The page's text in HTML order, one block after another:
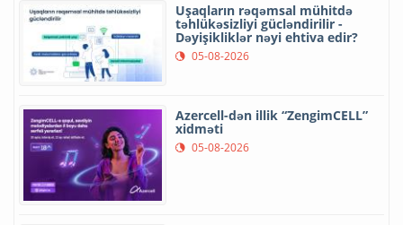
Uşaqların rəqəmsal mühitdə
təhlükəsizliyi gücləndirilir -
Dəyişikliklər nəyi ehtiva edir?
05-08-2026
Azercell-dən illik “ZengimCELL”
xidməti
05-08-2026